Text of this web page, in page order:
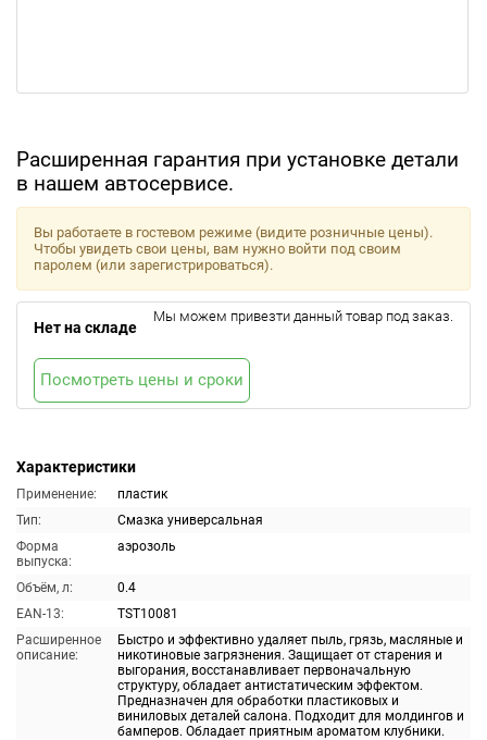
Расширенная гарантия при установке детали
в нашем автосервисе.
Характеристики
Применение:
пластик
Тип:
Смазка универсальная
Форма
выпуска:
аэрозоль
Объём, л:
0.4
EAN-13:
TST10081
Расширенное
описание:
Быстро и эффективно удаляет пыль, грязь, масляные и
никотиновые загрязнения. Защищает от старения и
выгорания, восстанавливает первоначальную
структуру, обладает антистатическим эффектом.
Предназначен для обработки пластиковых и
виниловых деталей салона. Подходит для молдингов и
бамперов. Обладает приятным ароматом клубники.
Вы работаете в гостевом режиме (видите розничные цены).
Чтобы увидеть свои цены, вам нужно войти под своим
паролем (или зарегистрироваться).
Нет на складе
Мы можем привезти данный товар под заказ.
Посмотреть цены и сроки